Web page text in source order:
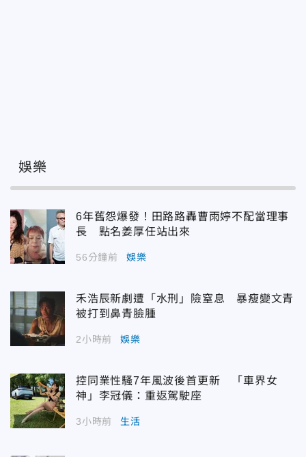
娛樂
6年舊怨爆發！田路路轟曹雨婷不配當理事
長 點名姜厚任站出來
56分鐘前 娛樂
禾浩辰新劇遭「水刑」險窒息 暴瘦變文青
被打到鼻青臉腫
2小時前 娛樂
控同業性騷7年風波後首更新 「車界女
神」李冠儀：重返駕駛座
3小時前 生活